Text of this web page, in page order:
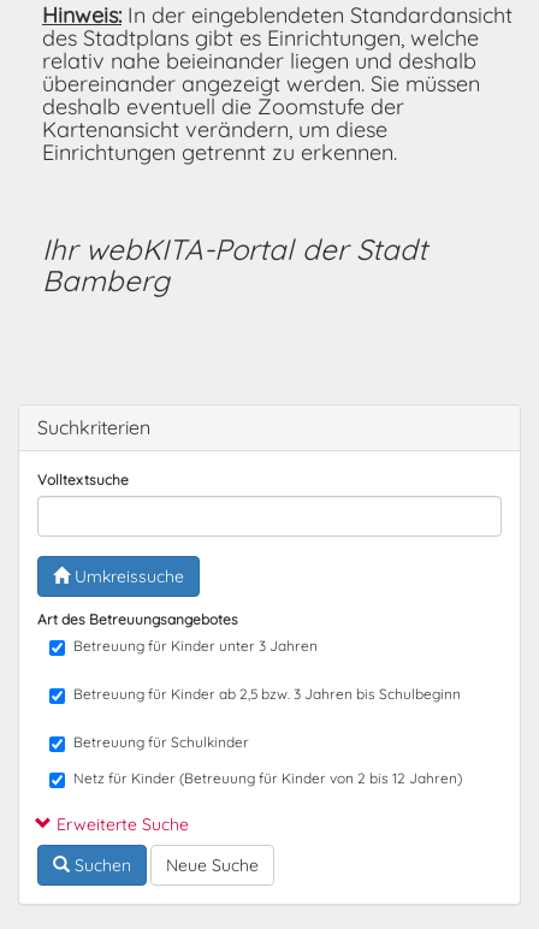
Hinweis: In der eingeblendeten Standardansicht
des Stadtplans gibt es Einrichtungen, welche
relativ nahe beieinander liegen und deshalb
übereinander angezeigt werden. Sie müssen
deshalb eventuell die Zoomstufe der
Kartenansicht verändern, um diese
Einrichtungen getrennt zu erkennen.
Ihr webKITA-Portal der Stadt
Bamberg
Suchkriterien
Volltextsuche
Umkreissuche
Art des Betreuungsangebotes
Betreuung für Kinder unter 3 Jahren
Betreuung für Kinder ab 2,5 bzw. 3 Jahren bis Schulbeginn
Betreuung für Schulkinder
Netz für Kinder (Betreuung für Kinder von 2 bis 12 Jahren)
Erweiterte Suche
Suchen
Neue Suche